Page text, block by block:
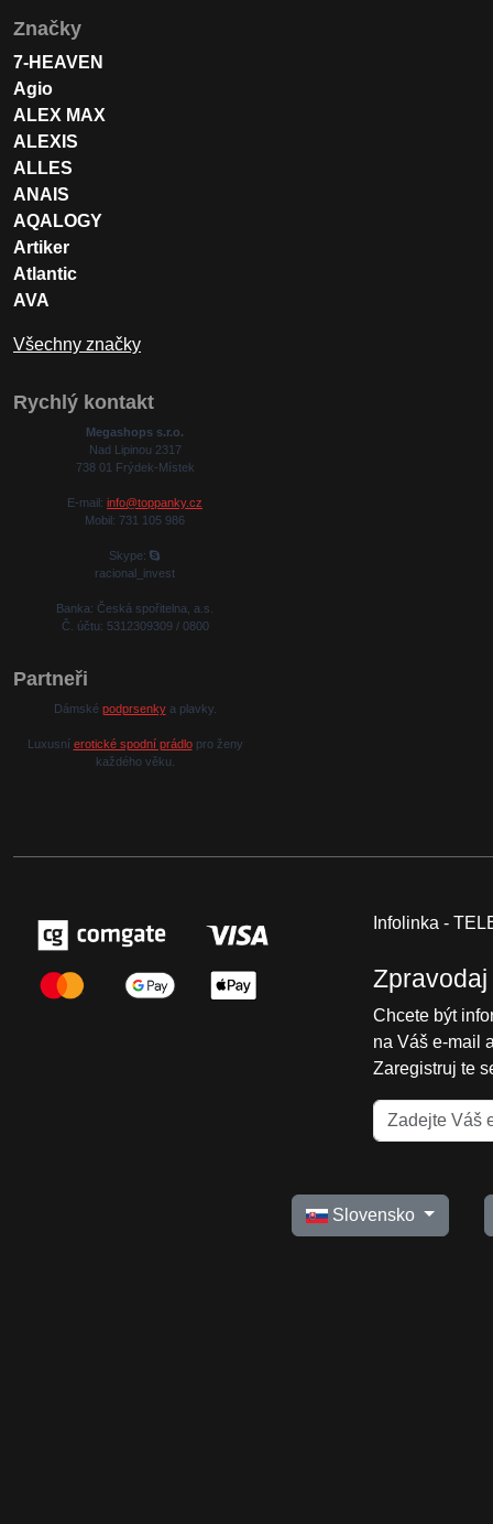
Značky
7-HEAVEN
Agio
ALEX MAX
ALEXIS
ALLES
ANAIS
AQALOGY
Artiker
Atlantic
AVA
Všechny značky
Rychlý kontakt
Megashops s.r.o.
Nad Lipinou 2317
738 01 Frýdek-Místek
E-mail: info@toppanky.cz
Mobil: 731 105 986
Skype:
racional_invest
Banka: Česká spořitelna, a.s.
Č. účtu: 5312309309 / 0800
Partneři
Dámské podprsenkya plavky.
Luxusní erotické spodní prádlopro ženy
každého věku.
Infolinka -
Zpravodaj
Chcete být
na Váš e-mail
Zaregistruj te
Slovensko